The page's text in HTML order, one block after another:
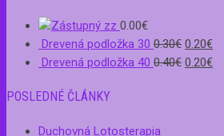
zz 0.00€
Drevená podložka 30 0.30€ 0.20€
Drevená podložka 40 0.40€ 0.20€
POSLEDNÉ ČLÁNKY
Duchovná Lotosterapia